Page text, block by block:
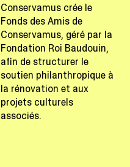
Conservamus crée le
Fonds des Amis de
Conservamus, géré par la
Fondation Roi Baudouin,
afin de structurer le
soutien philanthropique à
la rénovation et aux
projets culturels
associés.